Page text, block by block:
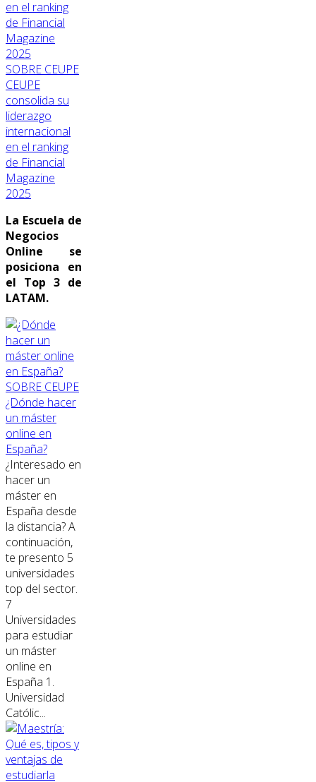
SOBRE CEUPE
CEUPE
consolida su
liderazgo
internacional
en el ranking
de Financial
Magazine
2025
La Escuela de
Negocios
Online se
posiciona en
el Top 3 de
LATAM.
SOBRE CEUPE
¿Dónde hacer
un máster
online en
España?
¿Interesado en
hacer un
máster en
España desde
la distancia? A
continuación,
te presento 5
universidades
top del sector.
7
Universidades
para estudiar
un máster
online en
España 1.
Universidad
Católic...